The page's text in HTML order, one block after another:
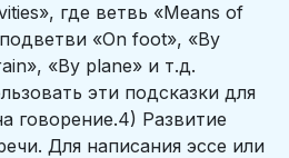
где ветвь «Means of
«On foot», «By
«By plane» и т.д.
эти подсказки для
говорение.4) Развитие
Для написания эссе или